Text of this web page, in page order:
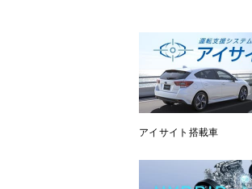
アイサイト搭載車